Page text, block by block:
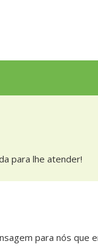
para lhe atender!
para nós